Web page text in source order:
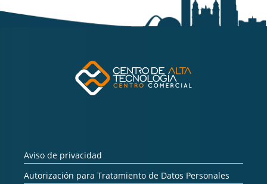
Aviso de privacidad
Autorización para Tratamiento de Datos Personales